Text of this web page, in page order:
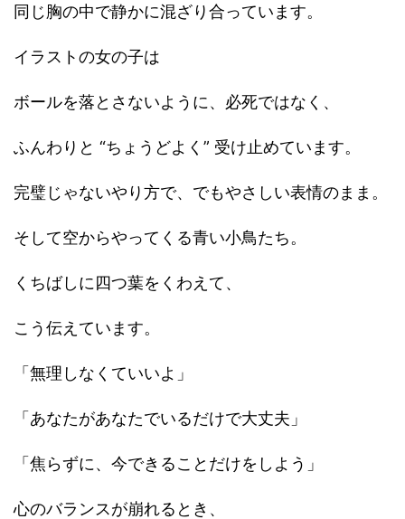
同じ胸の中で静かに混ざり合っています。
イラストの女の子は
ボールを落とさないように、必死ではなく、
ふんわりと “ちょうどよく” 受け止めています。
完璧じゃないやり方で、でもやさしい表情のまま。
そして空からやってくる青い小鳥たち。
くちばしに四つ葉をくわえて、
こう伝えています。
「無理しなくていいよ」
「あなたがあなたでいるだけで大丈夫」
「焦らずに、今できることだけをしよう」
心のバランスが崩れるとき、